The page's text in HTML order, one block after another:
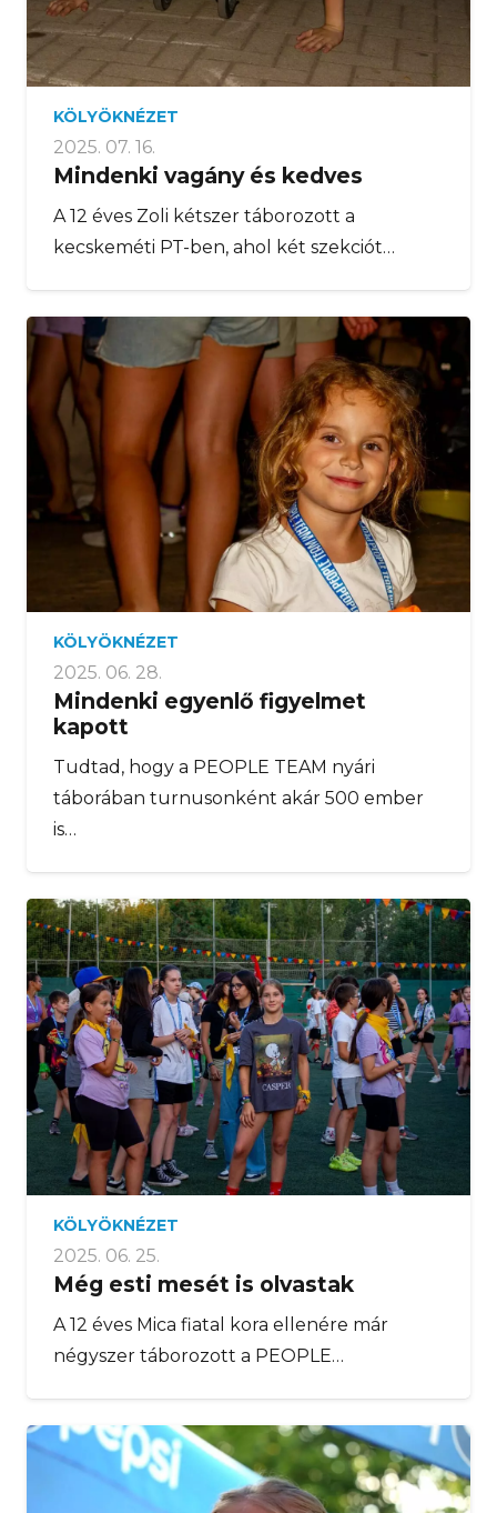
KÖLYÖKNÉZET
2025. 07. 16.
Mindenki vagány és kedves
A 12 éves Zoli kétszer táborozott a
kecskeméti PT-ben, ahol két szekciót…
KÖLYÖKNÉZET
2025. 06. 28.
Mindenki egyenlő figyelmet
kapott
Tudtad, hogy a PEOPLE TEAM nyári
táborában turnusonként akár 500 ember
is…
KÖLYÖKNÉZET
2025. 06. 25.
Még esti mesét is olvastak
A 12 éves Mica fiatal kora ellenére már
négyszer táborozott a PEOPLE…